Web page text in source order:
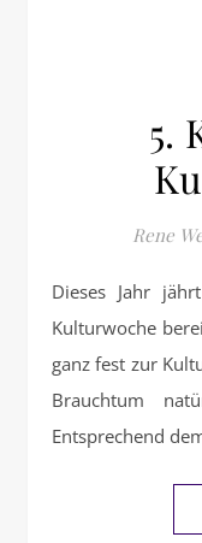
5.
Rene
Dieses Jahr jährt sich die Gilchinger Kunst- und
Kulturwoche
ganz fest zur
Brauchtum
Entsprechend